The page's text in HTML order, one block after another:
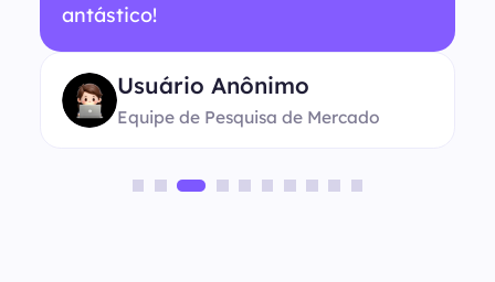
antástico!
Usuário Anônimo
Equipe de Pesquisa de Mercado